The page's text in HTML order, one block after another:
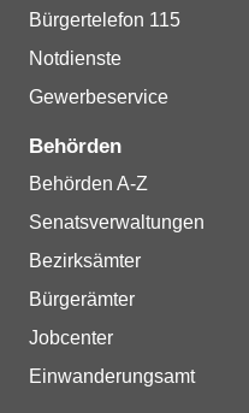
Bürgertelefon 115
Notdienste
Gewerbeservice
Behörden
Behörden A-Z
Senatsverwaltungen
Bezirksämter
Bürgerämter
Jobcenter
Einwanderungsamt